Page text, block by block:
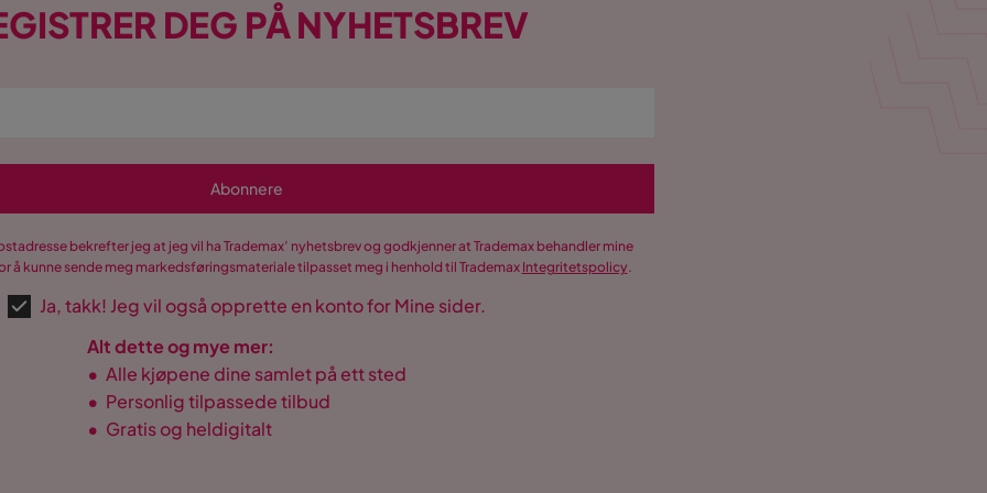
DEG PÅ NYHETSBREV
Abonnere
bekrefter jeg at jeg vil ha Trademax’ nyhetsbrev og godkjenner at Trademax behandler mine
å kunne sende meg markedsføringsmateriale tilpasset meg i henhold til Trademax Integritetspolicy.
Ja, takk! Jeg vil også opprette en konto for Mine sider.
Alt dette og mye mer:
• Alle kjøpene dine samlet på ett sted
• Personlig tilpassede tilbud
• Gratis og heldigitalt